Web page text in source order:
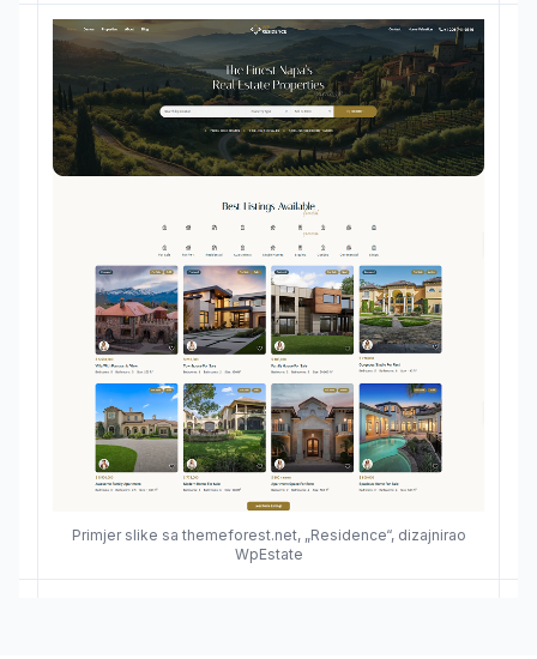
Primjer slike sa themeforest.net, „Residence“, dizajnirao
WpEstate